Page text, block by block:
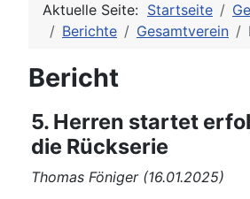
Aktuelle Seite: Startseite
Berichte
Gesamtverein
Bericht
5. Herren startet
die Rückserie
Thomas Föniger (16.01.2025)